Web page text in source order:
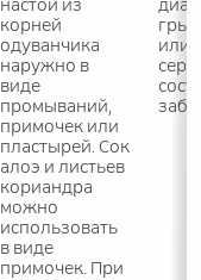
настой из
корней
одуванчика
наружно в
виде
промываний,
примочек или
пластырей. Сок
алоэ и листьев
кориандра
можно
использовать
в виде
примочек. При
или